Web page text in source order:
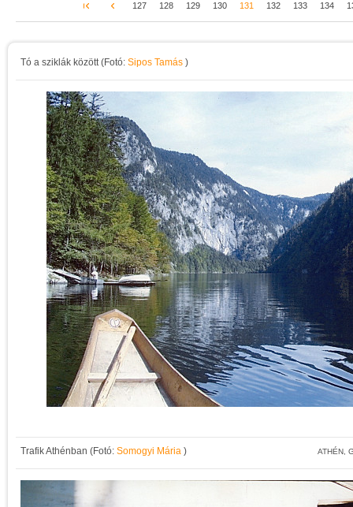
127 128 129 130 131 132 133 134
Tó a sziklák között (Fotó: Sipos Tamás )
Trafik Athénban (Fotó: Somogyi Mária ) ATHÉN,